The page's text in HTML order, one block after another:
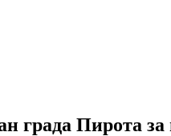
града Пирота за